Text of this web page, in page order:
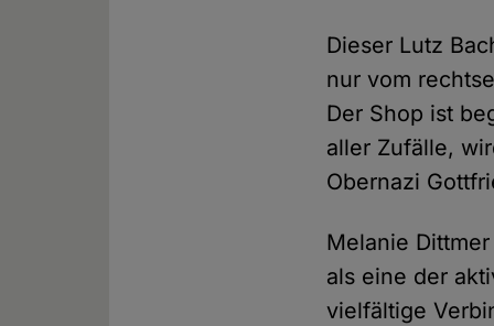
Dieser Lutz
nur vom
Der Shop ist
aller Zufälle,
Obernazi
Melanie
als eine der
vielfältige